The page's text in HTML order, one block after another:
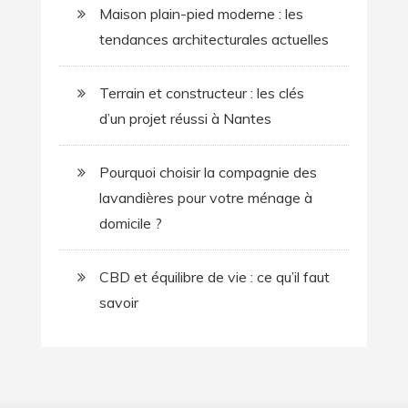
Maison plain-pied moderne : les
tendances architecturales actuelles
Terrain et constructeur : les clés
d’un projet réussi à Nantes
Pourquoi choisir la compagnie des
lavandières pour votre ménage à
domicile ?
CBD et équilibre de vie : ce qu’il faut
savoir